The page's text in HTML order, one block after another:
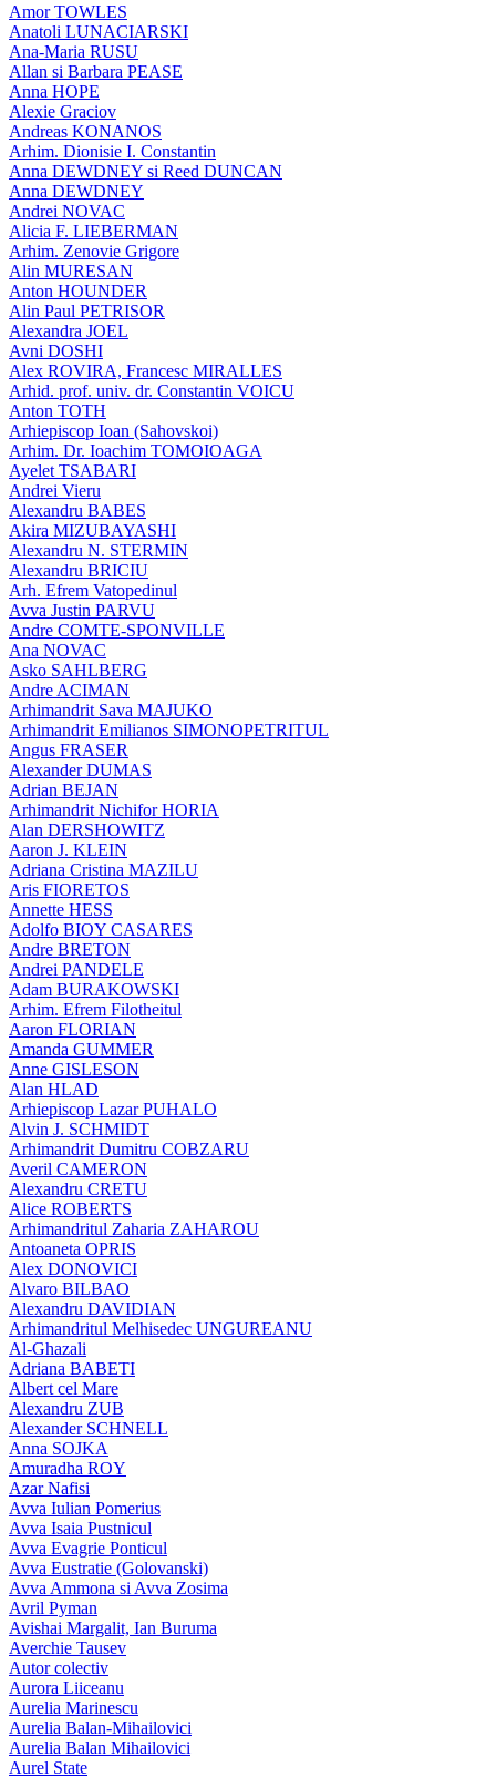
Amor TOWLES
Anatoli LUNACIARSKI
Ana-Maria RUSU
Allan si Barbara PEASE
Anna HOPE
Alexie Graciov
Andreas KONANOS
Arhim. Dionisie I. Constantin
Anna DEWDNEY si Reed DUNCAN
Anna DEWDNEY
Andrei NOVAC
Alicia F. LIEBERMAN
Arhim. Zenovie Grigore
Alin MURESAN
Anton HOUNDER
Alin Paul PETRISOR
Alexandra JOEL
Avni DOSHI
Alex ROVIRA, Francesc MIRALLES
Arhid. prof. univ. dr. Constantin VOICU
Anton TOTH
Arhiepiscop Ioan (Sahovskoi)
Arhim. Dr. Ioachim TOMOIOAGA
Ayelet TSABARI
Andrei Vieru
Alexandru BABES
Akira MIZUBAYASHI
Alexandru N. STERMIN
Alexandru BRICIU
Arh. Efrem Vatopedinul
Avva Justin PARVU
Andre COMTE-SPONVILLE
Ana NOVAC
Asko SAHLBERG
Andre ACIMAN
Arhimandrit Sava MAJUKO
Arhimandrit Emilianos SIMONOPETRITUL
Angus FRASER
Alexander DUMAS
Adrian BEJAN
Arhimandrit Nichifor HORIA
Alan DERSHOWITZ
Aaron J. KLEIN
Adriana Cristina MAZILU
Aris FIORETOS
Annette HESS
Adolfo BIOY CASARES
Andre BRETON
Andrei PANDELE
Adam BURAKOWSKI
Arhim. Efrem Filotheitul
Aaron FLORIAN
Amanda GUMMER
Anne GISLESON
Alan HLAD
Arhiepiscop Lazar PUHALO
Alvin J. SCHMIDT
Arhimandrit Dumitru COBZARU
Averil CAMERON
Alexandru CRETU
Alice ROBERTS
Arhimandritul Zaharia ZAHAROU
Antoaneta OPRIS
Alex DONOVICI
Alvaro BILBAO
Alexandru DAVIDIAN
Arhimandritul Melhisedec UNGUREANU
Al-Ghazali
Adriana BABETI
Albert cel Mare
Alexandru ZUB
Alexander SCHNELL
Anna SOJKA
Amuradha ROY
Azar Nafisi
Avva Iulian Pomerius
Avva Isaia Pustnicul
Avva Evagrie Ponticul
Avva Eustratie (Golovanski)
Avva Ammona si Avva Zosima
Avril Pyman
Avishai Margalit, Ian Buruma
Averchie Tausev
Autor colectiv
Aurora Liiceanu
Aurelia Marinescu
Aurelia Balan-Mihailovici
Aurelia Balan Mihailovici
Aurel State